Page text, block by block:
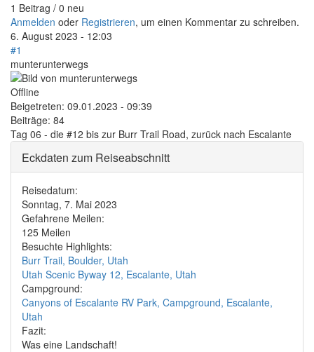
1 Beitrag / 0 neu
Anmelden oder Registrieren, um einen Kommentar zu schreiben.
6. August 2023 - 12:03
#1
munterunterwegs
Offline
Beigetreten: 09.01.2023 - 09:39
Beiträge: 84
Tag 06 - die #12 bis zur Burr Trail Road, zurück nach Escalante
Eckdaten zum Reiseabschnitt
Reisedatum:
Sonntag, 7. Mai 2023
Gefahrene Meilen:
125 Meilen
Besuchte Highlights:
Burr Trail, Boulder, Utah
Utah Scenic Byway 12, Escalante, Utah
Campground:
Canyons of Escalante RV Park, Campground, Escalante,
Utah
Fazit:
Was eine Landschaft!